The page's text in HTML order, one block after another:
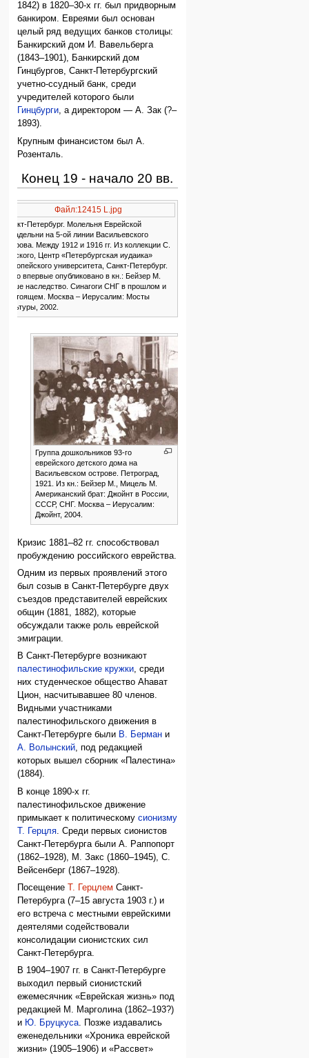
1842) в 1820–30-х гг. был придворным
банкиром. Евреями был основан
целый ряд ведущих банков столицы:
Банкирский дом И. Вавельберга
(1843–1901), Банкирский дом
Гинцбургов, Санкт-Петербургский
учетно-ссудный банк, среди
учредителей которого были
Гинцбурги, а директором — А. Зак (?–
1893).
Крупным финансистом был А.
Розенталь.
Конец 19 - начало 20 вв.
Файл:12415 L.jpg
Санкт-Петербург. Молельня Еврейской
богадельни на 5-ой линии Васильевского
острова. Между 1912 и 1916 гг. Из коллекции С.
Ан-ского, Центр «Петербургская иудаика»
Европейского университета, Санкт-Петербург.
Фото впервые опубликовано в кн.: Бейзер М.
Наше наследство. Синагоги СНГ в прошлом и
настоящем. Москва – Иерусалим: Мосты
культуры, 2002.
Группа дошкольников 93-го
еврейского детского дома на
Васильевском острове. Петроград,
1921. Из кн.: Бейзер М., Мицель М.
Американский брат: Джойнт в России,
СССР, СНГ. Москва – Иерусалим:
Джойнт, 2004.
Палестинофильство,
сионизм
Кризис 1881–82 гг. способствовал
пробуждению российского еврейства.
Одним из первых проявлений этого
был созыв в Санкт-Петербурге двух
съездов представителей еврейских
общин (1881, 1882), которые
обсуждали также роль еврейской
эмиграции.
В Санкт-Петербурге возникают
палестинофильские кружки, среди
них студенческое общество Аhават
Цион, насчитывавшее 80 членов.
Видными участниками
палестинофильского движения в
Санкт-Петербурге были В. Берман и
А. Волынский, под редакцией
которых вышел сборник «Палестина»
(1884).
В конце 1890-х гг.
палестинофильское движение
примыкает к политическомусионизму
Т. Герцля . Среди первых сионистов
Санкт-Петербурга были А. Раппопорт
(1862–1928), М. Закс (1860–1945), С.
Вейсенберг (1867–1928).
Посещение
Т. Герцлем Санкт-
Петербурга (7–15 августа 1903 г.) и
его встреча с местными еврейскими
деятелями содействовали
консолидации сионистских сил
Санкт-Петербурга.
В 1904–1907 гг. в Санкт-Петербурге
выходил первый сионистский
ежемесячник «Еврейская жизнь» под
редакцией М. Марголина (1862–193?)
и Ю. Бруцкуса. Позже издавались
еженедельники «Хроника еврейской
жизни» (1905–1906) и «Рассвет»